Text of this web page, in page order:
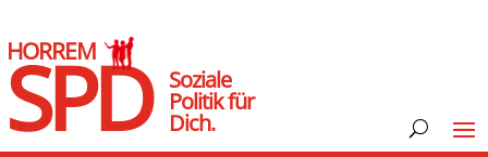
SPD
HORREM
Soziale
Politik für
Dich.